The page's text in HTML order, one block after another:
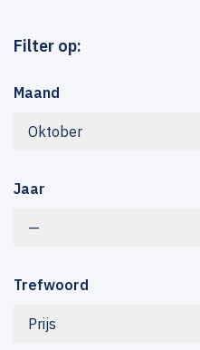
Filter op:
Maand
Oktober
Jaar
—
Trefwoord
Prijs